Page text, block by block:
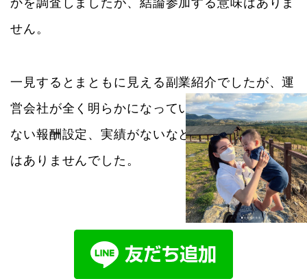
せん。
一見するとまともに見える副業紹介でしたが、運
営会社が全く明らかになっていなかったり根拠の
ない報酬設定、実績がないなど信頼できる状況で
はありませんでした。